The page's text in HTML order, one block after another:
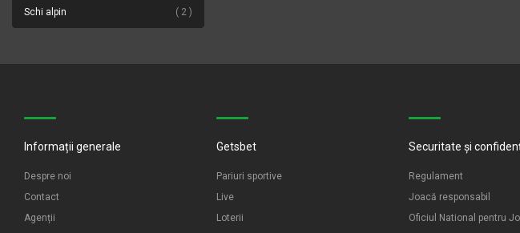
Schi alpin 2
Informații generale
Despre noi
Contact
Agenții
Getsbet
Pariuri sportive
Live
Loterii
Securitate și
Regulament
Joacă responsabil
Oficiul National pentru